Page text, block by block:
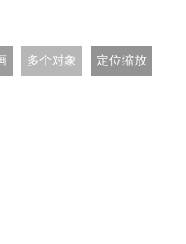
多个对象 定位缩放